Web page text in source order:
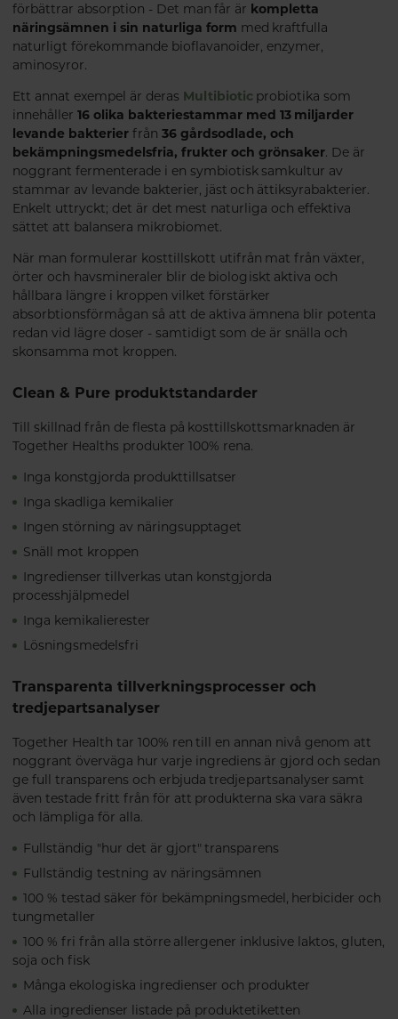
förbättrar absorption - Det man får är kompletta
näringsämnen i sin naturliga form med kraftfulla
naturligt förekommande bioflavanoider, enzymer,
aminosyror.
Ett annat exempel är deras Multibiotic probiotika som
innehåller 16 olika bakteriestammar med 13 miljarder
levande bakterierfrån 36 gårdsodlade, och
bekämpningsmedelsfria, frukter och grönsaker. De är
noggrant fermenterade i en symbiotisk samkultur av
stammar av levande bakterier, jäst och ättiksyrabakterier.
Enkelt uttryckt; det är det mest naturliga och effektiva
sättet att balansera mikrobiomet.
När man formulerar kosttillskott utifrån mat från växter,
örter och havsmineraler blir de biologiskt aktiva och
hållbara längre i kroppen vilket förstärker
absorbtionsförmågan så att de aktiva ämnena blir potenta
redan vid lägre doser - samtidigt som de är snälla och
skonsamma mot kroppen.
Clean & Pure produktstandarder
Till skillnad från de flesta på kosttillskottsmarknaden är
Together Healths produkter 100% rena.
Inga konstgjorda produkttillsatser
Inga skadliga kemikalier
Ingen störning av näringsupptaget
Snäll mot kroppen
Ingredienser tillverkas utan konstgjorda
processhjälpmedel
Inga kemikalierester
Lösningsmedelsfri
Transparenta tillverkningsprocesser och
tredjepartsanalyser
Together Health tar 100% ren till en annan nivå genom att
noggrant överväga hur varje ingrediens är gjord och sedan
ge full transparens och erbjuda tredjepartsanalyser samt
även testade fritt från för att produkterna ska vara säkra
och lämpliga för alla.
Fullständig "hur det är gjort" transparens
Fullständig testning av näringsämnen
100 % testad säker för bekämpningsmedel, herbicider och
tungmetaller
100 % fri från alla större allergener inklusive laktos, gluten,
soja och fisk
Många ekologiska ingredienser och produkter
Alla ingredienser listade på produktetiketten